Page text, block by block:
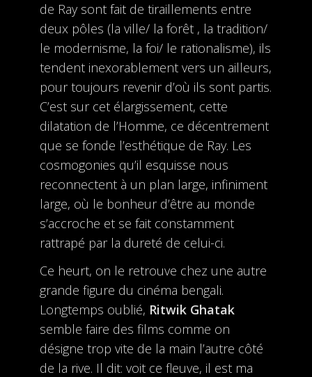
de Ray sont fait de tiraillements entre
deux pôles (la ville/ la forêt , la tradition/
le modernisme, la foi/ le rationalisme), ils
tendent inexorablement vers un ailleurs,
pour toujours revenir d’où ils sont partis.
C’est sur cet élargissement, cette
dilatation de l’Homme, ce décentrement
que se fonde l’esthétique de Ray. Les
cosmogonies qu’il esquisse nous
reconnectent à un plan large, infiniment
large, où le bonheur d’être au monde
s’accroche et se fait constamment
rattrapé par la dureté de celui-ci.
Ce heurt, on le retrouve chez une autre
grande figure du cinéma bengali.
Longtemps oublié, Ritwik Ghatak
semble faire des films comme on
désigne trop vite de la main l’autre côté
de la rive. Il dit: voit ce fleuve, il est ma